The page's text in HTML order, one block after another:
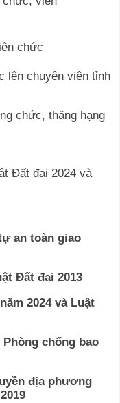
an toàn giao
Đất đai 2013
2024 và Luật
chống bao
địa phương